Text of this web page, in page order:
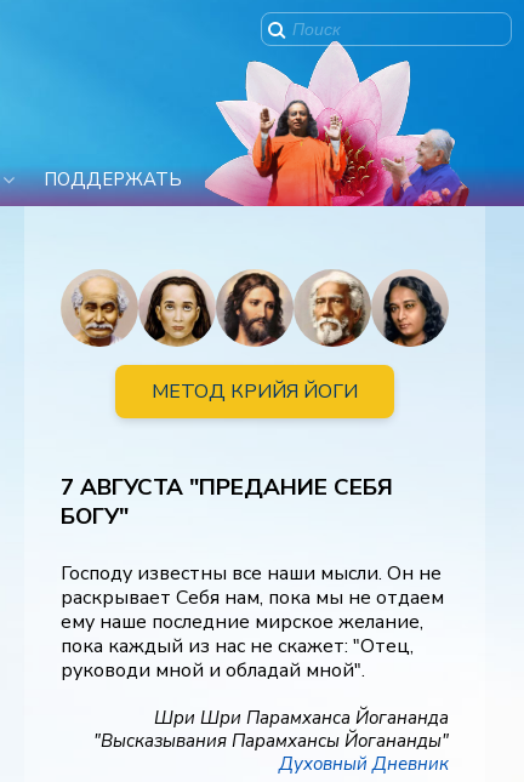
ПОДДЕРЖАТЬ
МЕТОД КРИЙЯ ЙОГИ
7 АВГУСТА "ПРЕДАНИЕ СЕБЯ
БОГУ"
Господу известны все наши мысли. Он не
раскрывает Себя нам, пока мы не отдаем
ему наше последние мирское желание,
пока каждый из нас не скажет: "Отец,
руководи мной и обладай мной".
Шри Шри Парамханса Йогананда
"Высказывания Парамхансы Йогананды"
Духовный Дневник